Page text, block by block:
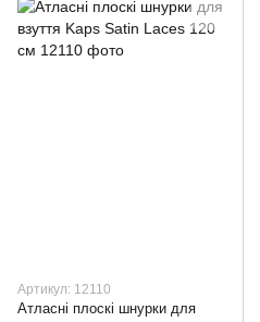
Артикул: 12110
Атласні плоскі шнурки для